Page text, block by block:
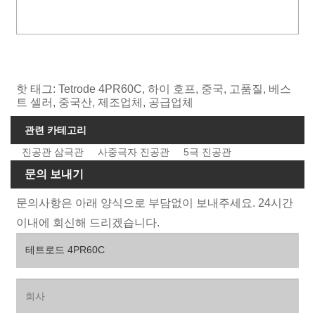
핫 태그: Tetrode 4PR60C, 하이 호프, 중국, 고품질, 베스
트 셀러, 중국산, 제조업체, 공급업체
관련 카테고리
진공관 삼극관
사중극자 진공관 5극 진공관
문의 보내기
문의사항은 아래 양식으로 부담없이 보내주세요. 24시간
이내에 회신해 드리겠습니다.